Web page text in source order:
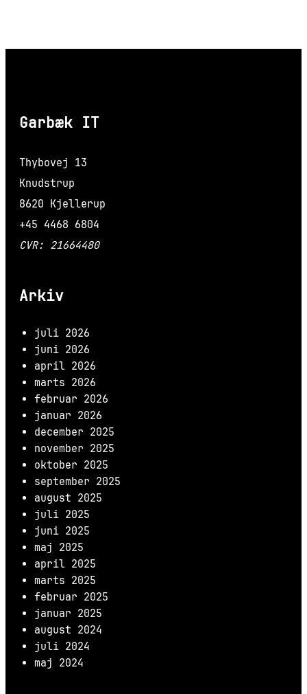
Garbæk IT
Thybovej 13
Knudstrup
8620 Kjellerup
+45 4468 6804
CVR: 21664480
Arkiv
juli 2026
juni 2026
april 2026
marts 2026
februar 2026
januar 2026
december 2025
november 2025
oktober 2025
september 2025
august 2025
juli 2025
juni 2025
maj 2025
april 2025
marts 2025
februar 2025
januar 2025
august 2024
juli 2024
maj 2024